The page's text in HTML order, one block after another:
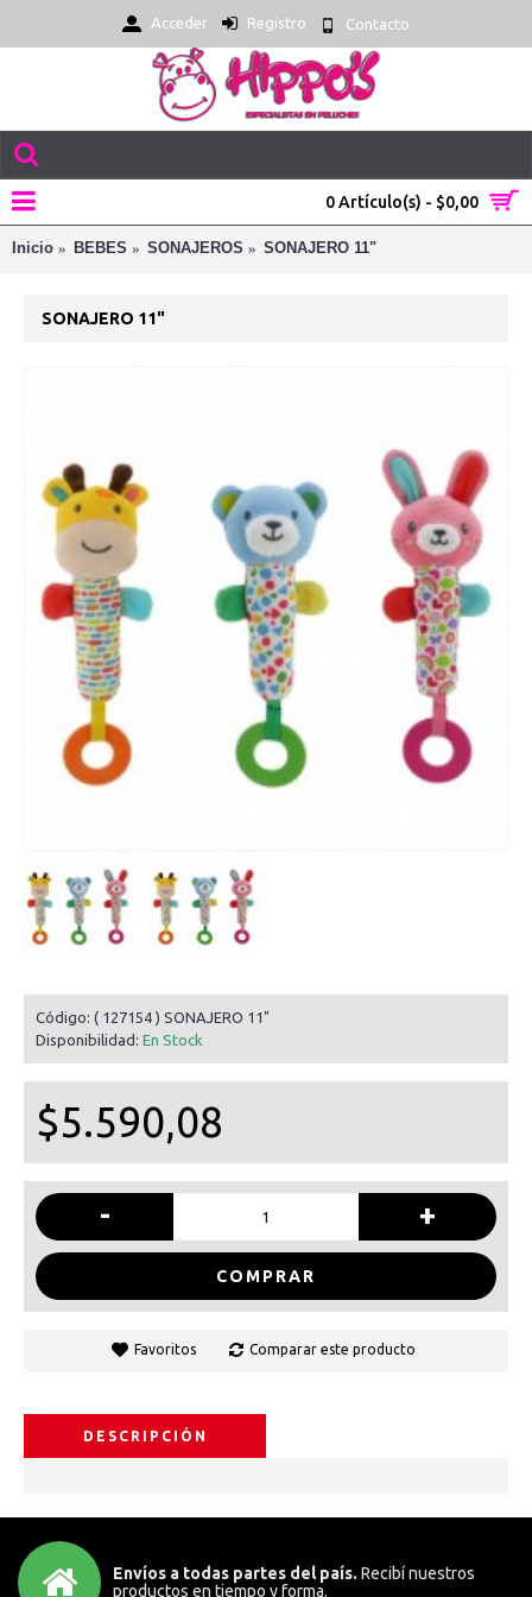
Acceder Registro Contacto
0 Artículo(s) - $0,00
Inicio BEBES SONAJEROS SONAJERO 11"
SONAJERO 11"
Código: ( 127154 ) SONAJERO 11"
Disponibilidad: En Stock
$5.590,08
- +
COMPRAR
Favoritos Comparar este producto
DESCRIPCIÓN
Envíos a todas partes del país. Recibí nuestros
productos en tiempo y forma.